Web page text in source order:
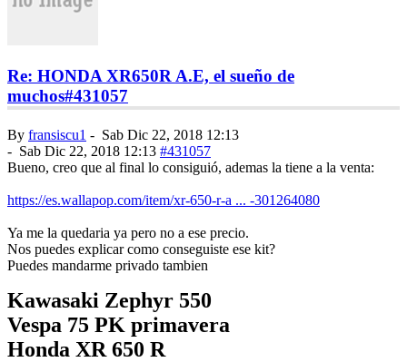
Re: HONDA XR650R A.E, el sueño de
muchos#431057
By fransiscu1 - Sab Dic 22, 2018 12:13
- Sab Dic 22, 2018 12:13 #431057
Bueno, creo que al final lo consiguió, ademas la tiene a la venta:
https://es.wallapop.com/item/xr-650-r-a ... -301264080
Ya me la quedaria ya pero no a ese precio.
Nos puedes explicar como conseguiste ese kit?
Puedes mandarme privado tambien
Kawasaki Zephyr 550
Vespa 75 PK primavera
Honda XR 650 R